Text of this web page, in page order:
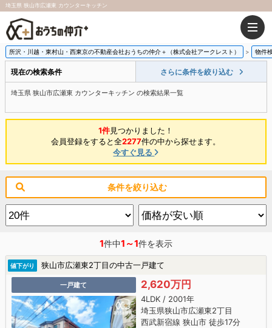
埼玉県 狭山市広瀬東 カウンターキッチン
所沢・川越・東村山・西東京の不動産会社おうちの仲介＋（株式会社アークレスト） 物件
現在の検索条件 さらに条件を絞り込む
埼玉県 狭山市広瀬東 カウンターキッチン の検索結果一覧
1件見つかりました！
会員登録をすると全2277件の中から探せます。
今すぐ見る
条件を絞り込む
1件中1～1件を表示
値下がり 狭山市広瀬東2丁目の中古一戸建て
一戸建て 2,620万円
4LDK / 2001年
埼玉県狭山市広瀬東2丁目
西武新宿線 狭山市 徒歩17分